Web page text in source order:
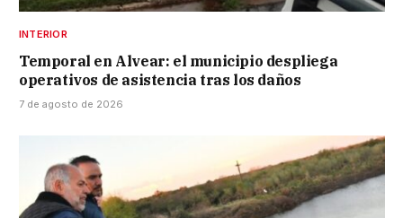
INTERIOR
Temporal en Alvear: el municipio despliega
operativos de asistencia tras los daños
7 de agosto de 2026